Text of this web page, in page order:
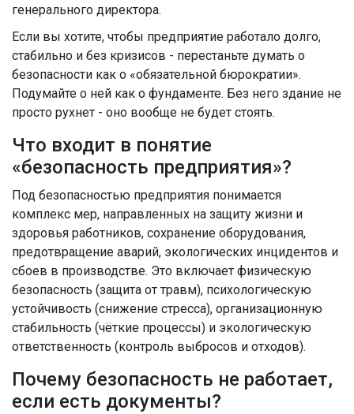
генерального директора.
Если вы хотите, чтобы предприятие работало долго,
стабильно и без кризисов - перестаньте думать о
безопасности как о «обязательной бюрократии».
Подумайте о ней как о фундаменте. Без него здание не
просто рухнет - оно вообще не будет стоять.
Что входит в понятие
«безопасность предприятия»?
Под безопасностью предприятия понимается
комплекс мер, направленных на защиту жизни и
здоровья работников, сохранение оборудования,
предотвращение аварий, экологических инцидентов и
сбоев в производстве. Это включает физическую
безопасность (защита от травм), психологическую
устойчивость (снижение стресса), организационную
стабильность (чёткие процессы) и экологическую
ответственность (контроль выбросов и отходов).
Почему безопасность не работает,
если есть документы?